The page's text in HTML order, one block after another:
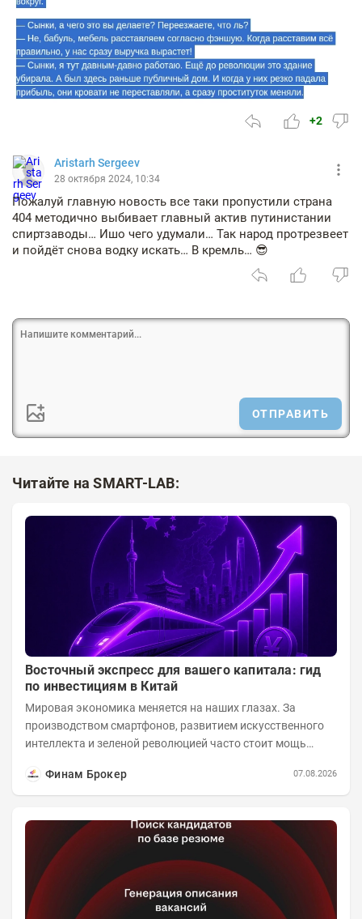
+2
Aristarh Sergeev
28 октября 2024, 10:34
Пожалуй главную новость все таки пропустили страна
404 методично выбивает главный актив путинистании
спиртзаводы… Ишо чего удумали… Так народ протрезвеет
и пойдёт снова водку искать… В кремль… 😎
ОТПРАВИТЬ
Читайте на SMART-LAB:
Восточный экспресс для вашего капитала: гид
по инвестициям в Китай
Мировая экономика меняется на наших глазах. За
производством смартфонов, развитием искусственного
интеллекта и зеленой революцией часто стоит мощь
Финам Брокер
07.08.2026